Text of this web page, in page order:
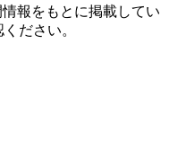
報をもとに掲載してい
ださい。